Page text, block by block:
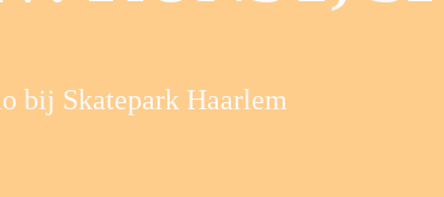
bij Skatepark Haarlem